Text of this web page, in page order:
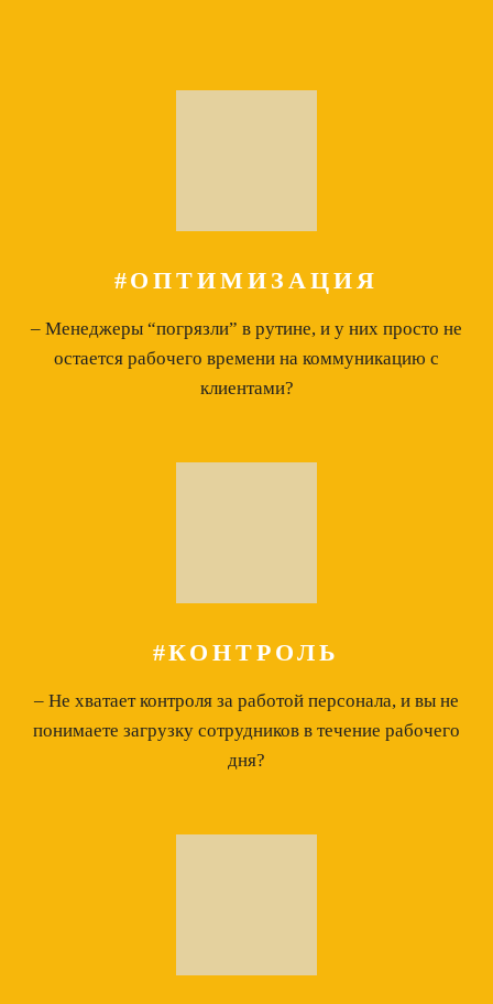
#ОПТИМИЗАЦИЯ
– Менеджеры “погрязли” в рутине, и у них просто не
остается рабочего времени на коммуникацию с
клиентами?
#КОНТРОЛЬ
– Не хватает контроля за работой персонала, и вы не
понимаете загрузку сотрудников в течение рабочего
дня?